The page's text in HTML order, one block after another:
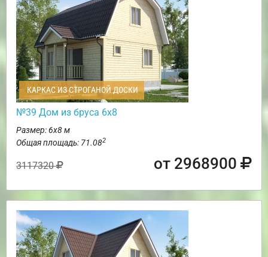
КАРКАС ИЗ СТРОГАНОЙ ДОСКИ
№39 Дом из бруса 6х8
Размер: 6х8 м
Общая площадь: 71.082
3117320 от 2968900